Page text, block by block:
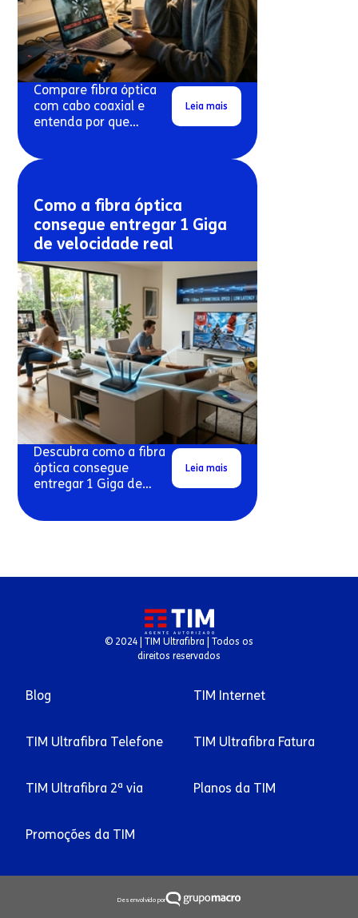
Compare fibra óptica
com cabo coaxial e
entenda por que
costumam travar mais.
Leia mais
Como a fibra óptica
consegue entregar 1 Giga
de velocidade real
Descubra como a fibra
óptica consegue
entregar 1 Giga de
conexões residenciais.
Leia mais
© 2024 | TIM Ultrafibra | Todos os
direitos reservados
Blog TIM Internet
TIM Ultrafibra Telefone TIM Ultrafibra Fatura
TIM Ultrafibra 2ª via Planos da TIM
Promoções da TIM
Desenvolvido por